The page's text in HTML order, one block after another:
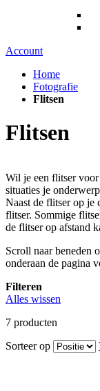
Account
Home
Fotografie
Flitsen
Flitsen
Wil je een flitser
situaties je
Naast de flitser op je
flitser. Sommige
de flitser op afstand
Scroll naar beneden
onderaan de pagina
Filteren
Alles wissen
7 producten
Sorteer op